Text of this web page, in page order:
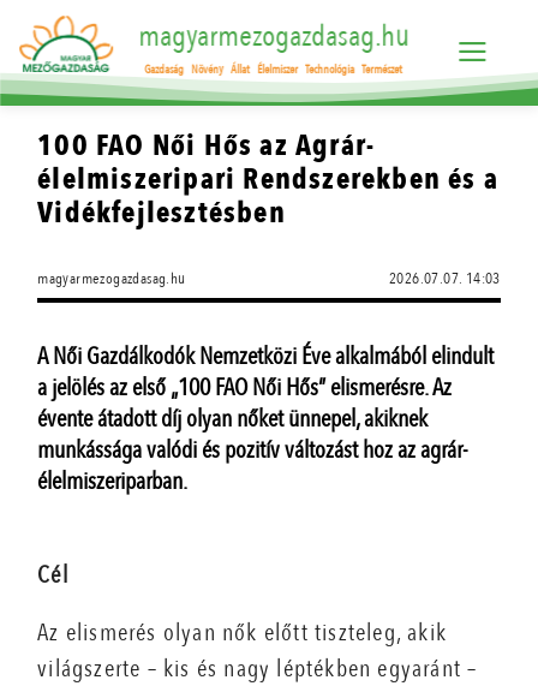
magyarmezogazdasag.hu
Gazdaság Növény Állat Élelmiszer Technológia Természet
100 FAO Női Hős az Agrár-
élelmiszeripari Rendszerekben és a
Vidékfejlesztésben
magyarmezogazdasag.hu 2026.07.07. 14:03
A Női Gazdálkodók Nemzetközi Éve alkalmából elindult
a jelölés az első „100 FAO Női Hős” elismerésre. Az
évente átadott díj olyan nőket ünnepel, akiknek
munkássága valódi és pozitív változást hoz az agrár-
élelmiszeriparban.
Cél
Az elismerés olyan nők előtt tiszteleg, akik
világszerte – kis és nagy léptékben egyaránt –